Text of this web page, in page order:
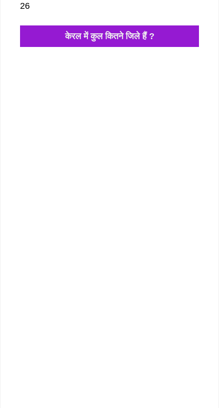
26
केरल में कुल कितने जिले हैं ?